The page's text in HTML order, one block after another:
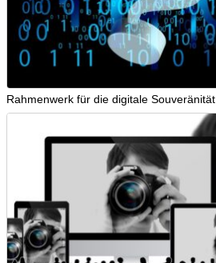
Rahmenwerk für die digitale Souveränität